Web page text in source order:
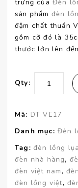
trưng của Đèn
sản phẩm đèn
đậm chất thuần
gồm cỡ đó là
thước lớn lên
Qty:
Mã: DT-VE17
Danh mục: Đèn
Tag: đèn lồng lụa
đèn nhà hàng,
đèn việt nam,
đèn lồng việt,